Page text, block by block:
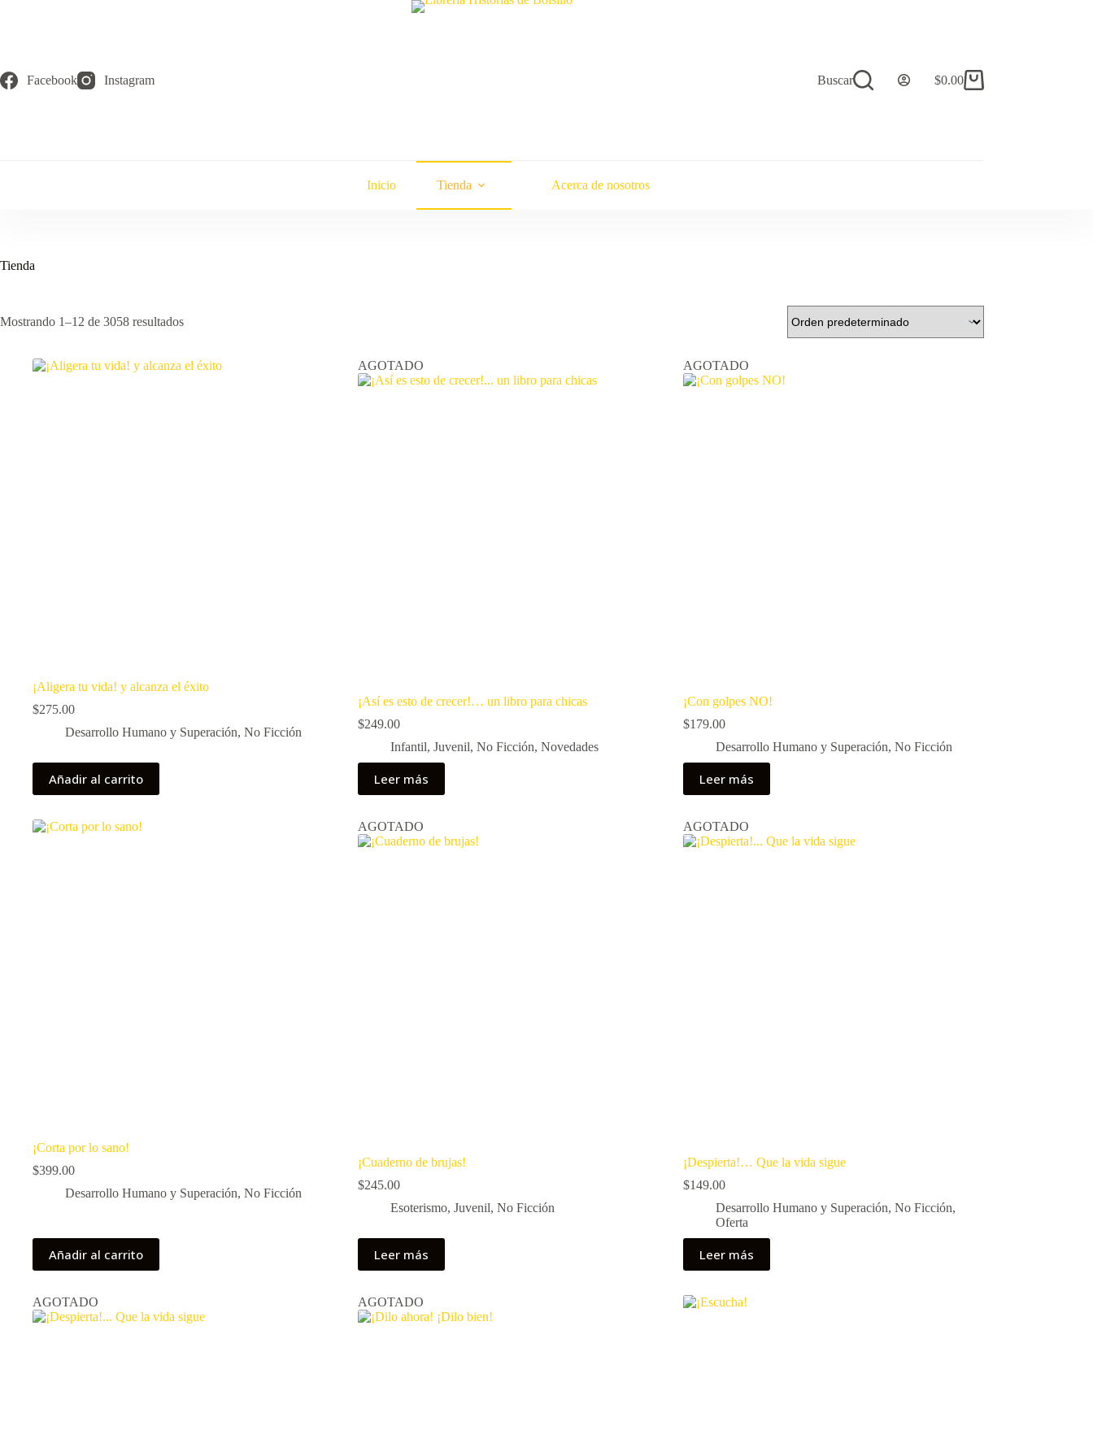
Facebook Instagram Buscar
Carro
$0.00
Inicio Tienda Acerca de nosotros
Tienda
Mostrando 1–12 de 3058 resultados
¡Aligera tu vida! y alcanza el éxito
$275.00
Desarrollo Humano y Superación, No Ficción
Añadir al carrito
AGOTADO
¡Así es esto de crecer!… un libro para chicas
$249.00
Infantil, Juvenil, No Ficción, Novedades
Leer más
AGOTADO
¡Con golpes NO!
$179.00
Desarrollo Humano y Superación, No Ficción
Leer más
¡Corta por lo sano!
$399.00
Desarrollo Humano y Superación, No Ficción
Añadir al carrito
AGOTADO
¡Cuaderno de brujas!
$245.00
Esoterismo, Juvenil, No Ficción
Leer más
AGOTADO
¡Despierta!… Que la vida sigue
$149.00
Desarrollo Humano y Superación, No Ficción,
Oferta
Leer más
AGOTADO AGOTADO